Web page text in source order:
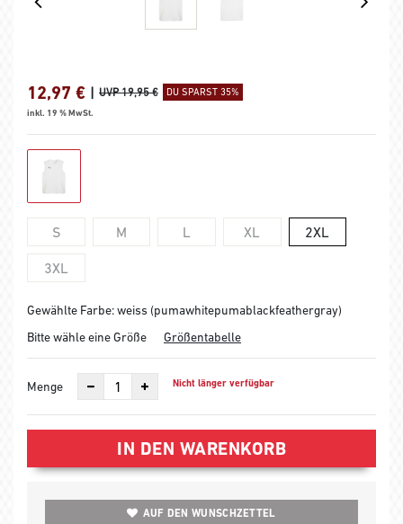
12,97 € | UVP 19,95 € DU SPARST 35%
inkl. 19 % MwSt.
S M L XL 2XL
3XL
Gewählte Farbe: weiss (pumawhitepumablackfeathergray)
Bitte wähle eine Größe
Größentabelle
Menge Nicht länger verfügbar
IN DEN WARENKORB
AUF DEN WUNSCHZETTEL